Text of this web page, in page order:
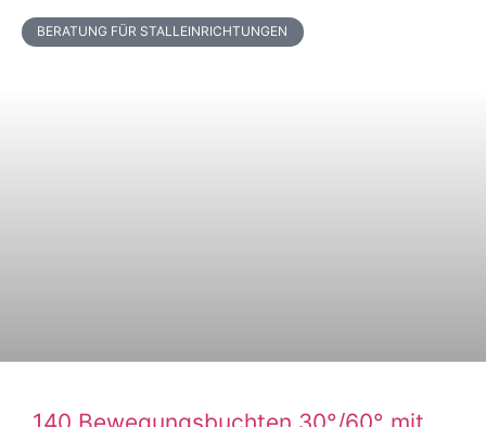
BERATUNG FÜR STALLEINRICHTUNGEN